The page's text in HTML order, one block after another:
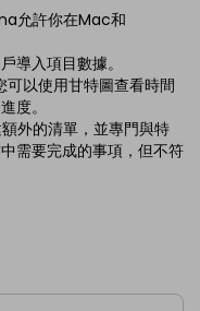
允許你在Mac和
導入項目數據。
可以使用甘特圖查看時間
度。
外的清單，並專門與特
需要完成的事項，但不符